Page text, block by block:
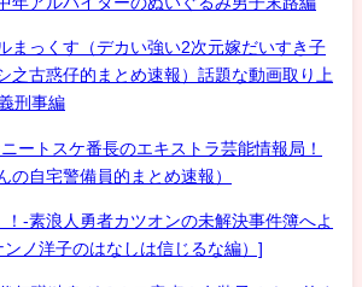
まっくす（デカい強い2次元嫁だいすき子
之古惑仔的まとめ速報）話題な動画取り上
刑事編
ートスケ番長のエキストラ芸能情報局！
の自宅警備員的まとめ速報）
！-素浪人勇者カツオンの未解決事件簿へよ
ノ洋子のはなしは信じるな編）]